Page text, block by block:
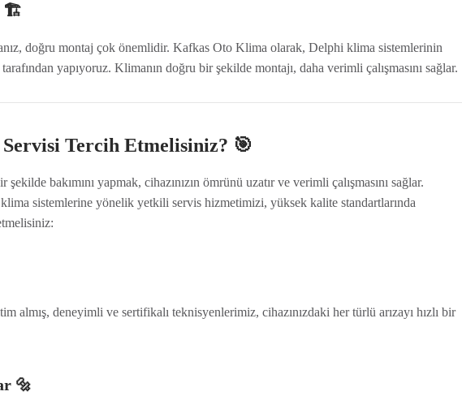
🏗️
doğru montaj çok önemlidir. Kafkas Oto Klima olarak, Delphi klima sistemlerinin
yapıyoruz. Klimanın doğru bir şekilde montajı, daha verimli çalışmasını sağlar.
Tercih Etmelisiniz? 🎯
bakımını yapmak, cihazınızın ömrünü uzatır ve verimli çalışmasını sağlar.
sistemlerine yönelik yetkili servis hizmetimizi, yüksek kalite standartlarında
almış, deneyimli ve sertifikalı teknisyenlerimiz, cihazınızdaki her türlü arızayı hızlı bir
🔩